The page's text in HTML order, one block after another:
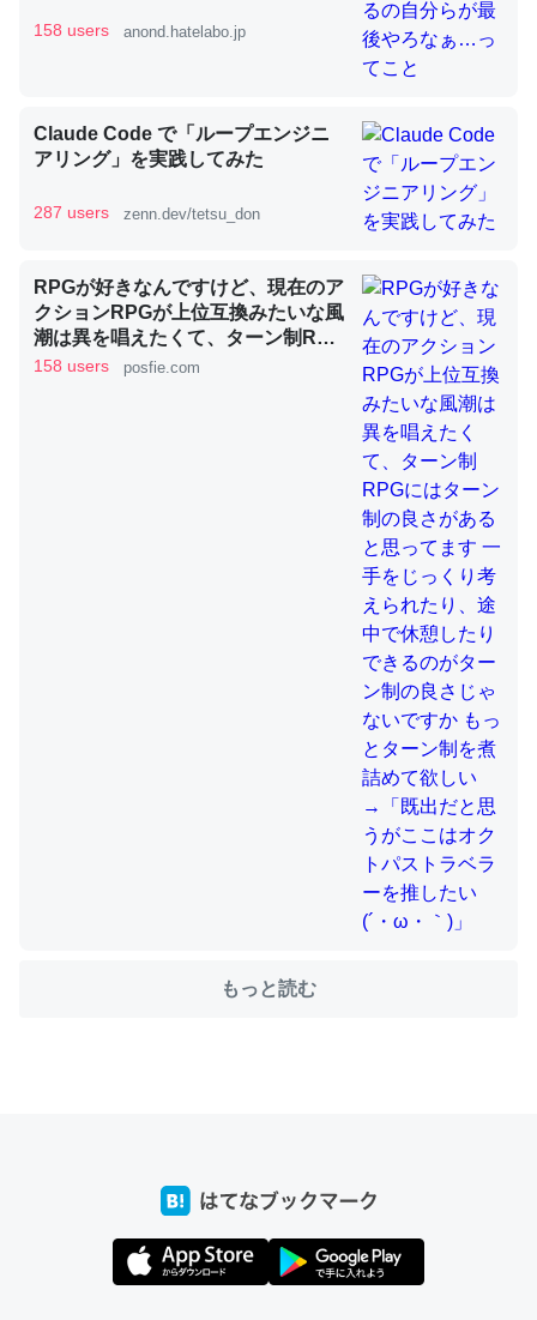
論文では「淡水はカルシウムも酸素も不足してて両方に不
利だから両方が拮抗してるのでは」とあって面白い。海に
ずキチンを強化してる筈だが、酵素が違うのか？
─ニュース :: 【研究発表】昆虫学の大問題＝「昆虫はなぜ海にいな
いのか」に関する新仮説
これを元に考えるとカルシウムを大量に使う脊椎動物と貝
類は苦労してるんだな…。腹足類だと殻を無くしてナメク
─ニュース :: 【研究発表】昆虫学の大問題＝「昆虫はなぜ海にいな
ウチもEchoを実家に置いて４年。でたまに覗いてる。ぼ
ちぼちRingも置こうかと画策中。あと、Googleマップで
位置情報を共有してる。電池残量や充電中かが分かるので
─たまにLINEするくらいだった遠方の父67歳と僕。ITツール導入で
コミュニケーションが劇的に変化した｜tayorini by LIFULL介護
ちょうど同じ理由でEcho Show 8を設定中でした。Prime
とかSpotifyを支払う孝行もできる。一生で親と会える残
それを実質100倍以上に伸ばす効果があるはず……
たいなのでネット環境作ったけどAlexaしか使わないので
回線代ほとんどかからないですよ。参考：
https://toyoshi.hatenablog.com/entry/2019/05/15/1805
158 users anond.hatelabo.jp
Claude Code で「ループエンジニ
アリング」を実践してみた
287 users zenn.dev/tetsu_don
RPGが好きなんですけど、現在のア
クションRPGが上位互換みたいな風
潮は異を唱えたくて、ターン制RPG
にはターン制の良さがあると思って
158 users posfie.com
もっと読む